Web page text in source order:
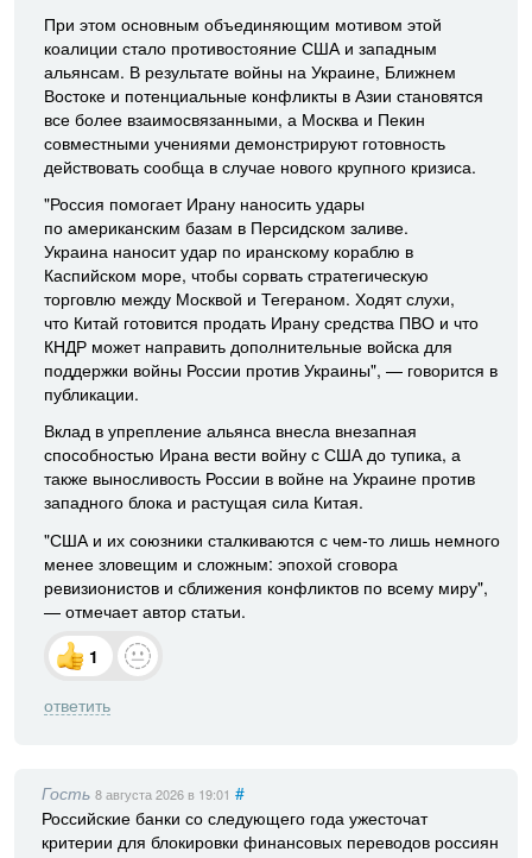
При этом основным объединяющим мотивом этой
коалиции стало противостояние США и западным
альянсам. В результате войны на Украине, Ближнем
Востоке и потенциальные конфликты в Азии становятся
все более взаимосвязанными, а Москва и Пекин
совместными учениями демонстрируют готовность
действовать сообща в случае нового крупного кризиса.
"Россия помогает Ирану наносить удары
по американским базам в Персидском заливе.
Украина наносит удар по иранскому кораблю в
Каспийском море, чтобы сорвать стратегическую
торговлю между Москвой и Тегераном. Ходят слухи,
что Китай готовится продать Ирану средства ПВО и что
КНДР может направить дополнительные войска для
поддержки войны России против Украины", — говорится в
публикации.
Вклад в упрепление альянса внесла внезапная
способностью Ирана вести войну с США до тупика, а
также выносливость России в войне на Украине против
западного блока и растущая сила Китая.
"США и их союзники сталкиваются с чем-то лишь немного
менее зловещим и сложным: эпохой сговора
ревизионистов и сближения конфликтов по всему миру",
— отмечает автор статьи.
1
ответить
Гость 8 августа 2026 в 19:01 #
Российские банки со следующего года ужесточат
критерии для блокировки финансовых переводов россиян